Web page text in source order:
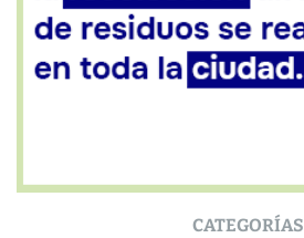
CATEGORÍAS